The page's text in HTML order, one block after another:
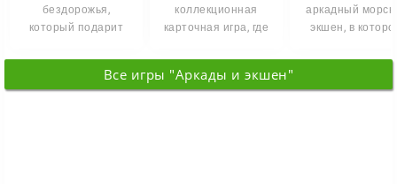
бездорожья,
который подарит
экстремальных
коллекционная
карточная игра, где
команду из героев и
злодеев
аркадный
экшен, в
управление
Все игры "Аркады и экшен"